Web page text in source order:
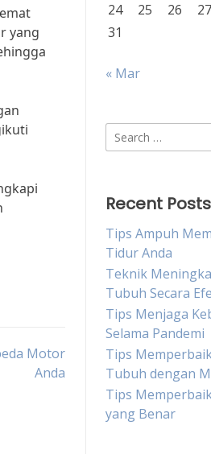
yang
Motor
Anda
24
25 26 27
31
« Mar
Search
for:
Recent Posts
Tips Ampuh
Tidur Anda
Teknik
Tubuh Secara
Tips Menjaga
Selama Pandemi
Tips
Tubuh dengan
Tips
yang Benar